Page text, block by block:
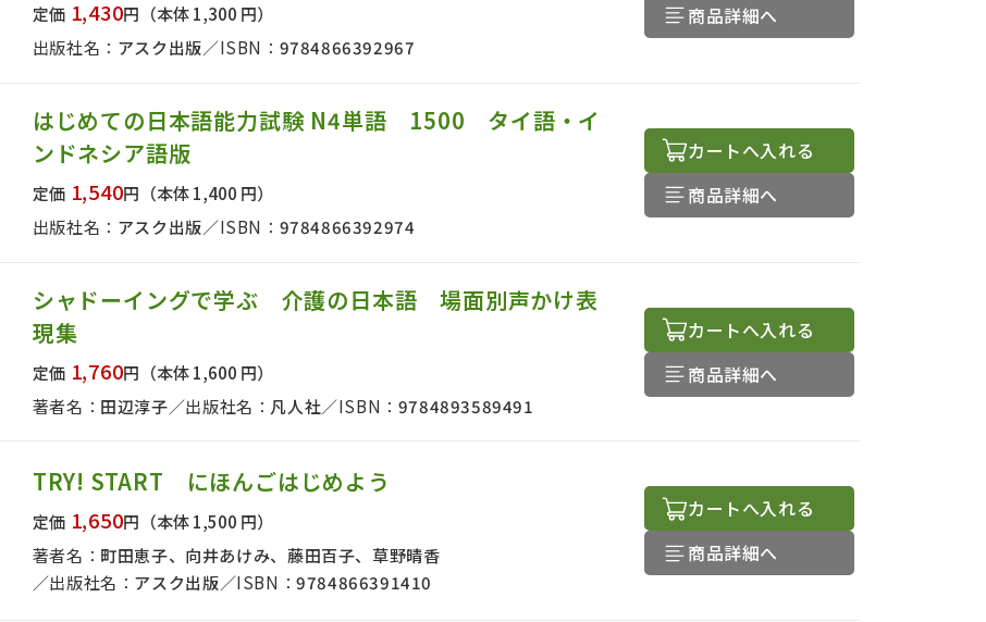
出版社名で絞り込む
定価 1,430円 （本体 1,300 円）
出版社名： アスク出版 ISBN： 9784866392967
商品詳細へ
はじめての日本語能力試験 N4単語 1500 タイ語・イ
ンドネシア語版
定価 1,540円 （本体 1,400 円）
出版社名： アスク出版 ISBN： 9784866392974
カートへ入れる
商品詳細へ
シャドーイングで学ぶ 介護の日本語 場面別声かけ表
現集
定価 1,760円 （本体 1,600 円）
著者名： 田辺淳子 出版社名： 凡人社 ISBN： 9784893589491
カートへ入れる
商品詳細へ
TRY! START にほんごはじめよう
定価 1,650円 （本体 1,500 円）
著者名： 町田恵子、向井あけみ、藤田百子、草野晴香
出版社名： アスク出版 ISBN：9784866391410
カートへ入れる
商品詳細へ